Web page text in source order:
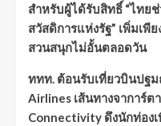
สำหรับผู้ได้รับสิทธิ์ “ไทย
สวัสดิการแห่งรัฐ” เพิ่มเพี
สวนสนุกไม่อั้นตลอดวัน
ททท. ต้อนรับเที่ยวบินปฐม
Airlines เส้นทางจาการ์ต
Connectivity ดึงนักท่อง